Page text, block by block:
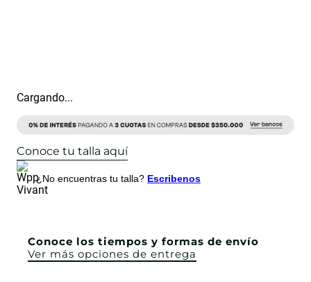
Cargando...
Conoce tu talla aquí
¿No encuentras tu talla? Escribenos
Conoce los tiempos y formas de envío
Ver más opciones de entrega